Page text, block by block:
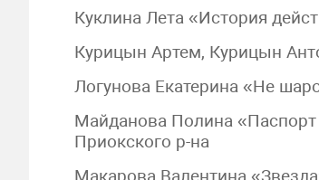
Куклина Лета «История
Курицын Артем, Курицын
Логунова Екатерина «Не
Майданова Полина «Паспорт
Приокского р-на